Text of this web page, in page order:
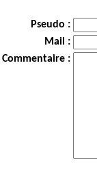
Pseudo :
Mail :
Commentaire :